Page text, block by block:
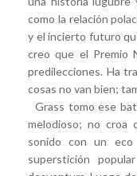
como la relación
y el incierto futuro
creo que el Premio
predilecciones. Ha
cosas no van bien;
Grass tomo ese
melodioso; no croa
sonido con un
superstición